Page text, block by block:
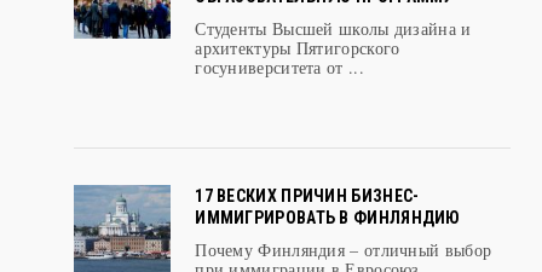
ОБРАЗОВАТЕЛЬНУЮ ПРОГРАММУ
Студенты Высшей школы дизайна и
архитектуры Пятигорского
17 ВЕСКИХ ПРИЧИН БИЗНЕС-
ИММИГРИРОВАТЬ В ФИНЛЯНДИЮ